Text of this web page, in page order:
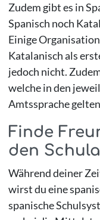
Zudem gibt es in
Spanisch noch
Einige
Katalanisch als
jedoch nicht.
welche in den
Amtssprache
Finde
den
Während deiner
wirst du eine
spanische